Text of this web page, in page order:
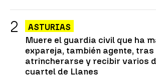
ASTURIAS
Muere el guardia civil que ha
expareja, también agente, tras
atrincherarse y recibir varios
cuartel de Llanes